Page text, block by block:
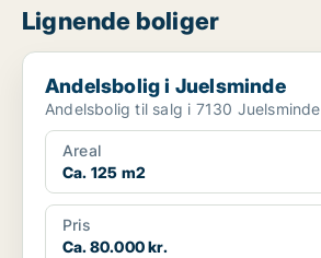
Lignende boliger
Andelsbolig i Juelsminde
Andelsbolig i Juelsminde
Andelsbolig til salg i 7130 Juelsminde
Areal
Ca. 125 m2
Pris
Ca. 80.000 kr.